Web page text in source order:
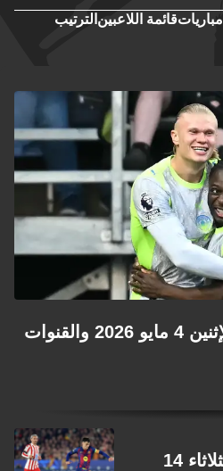
مبارياتقائمة اللاعبين الترتيب
جدول مباريات اليوم الإثنين 4 مايو 2026 والقنوات
جدول مباريات اليوم الثلاثاء 14